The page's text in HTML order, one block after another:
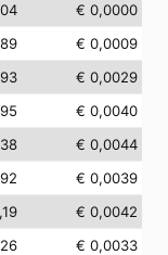
€ 0,0000
€ 0,0009
€ 0,0029
€ 0,0040
€ 0,0044
€ 0,0039
€ 0,0042
€ 0,0033